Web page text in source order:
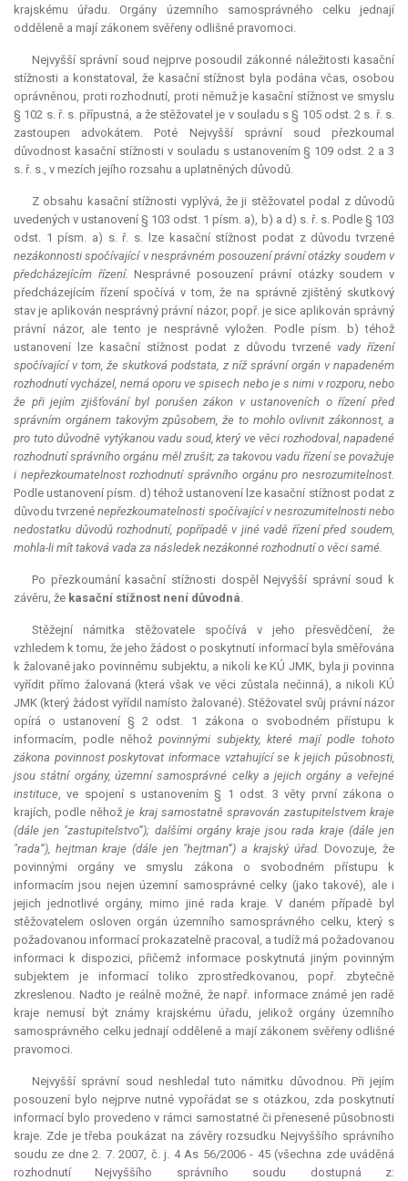
krajskému úřadu. Orgány územního samosprávného celku jednají
odděleně a mají zákonem svěřeny odlišné pravomoci.
Nejvyšší správní soud nejprve posoudil zákonné náležitosti kasační
stížnosti a konstatoval, že kasační stížnost byla podána včas, osobou
oprávněnou, proti rozhodnutí, proti němuž je kasační stížnost ve smyslu
§ 102 s. ř. s. přípustná, a že stěžovatel je v souladu s § 105 odst. 2 s. ř. s.
zastoupen advokátem. Poté Nejvyšší správní soud přezkoumal
důvodnost kasační stížnosti v souladu s ustanovením § 109 odst. 2 a 3
s. ř. s., v mezích jejího rozsahu a uplatněných důvodů.
Z obsahu kasační stížnosti vyplývá, že ji stěžovatel podal z důvodů
uvedených v ustanovení § 103 odst. 1 písm. a), b) a d) s. ř. s. Podle § 103
odst. 1 písm. a) s. ř. s. lze kasační stížnost podat z důvodu tvrzené
nezákonnosti spočívající v nesprávném posouzení právní otázky soudem v
předcházejícím řízení. Nesprávné posouzení právní otázky soudem v
předcházejícím řízení spočívá v tom, že na správně zjištěný skutkový
stav je aplikován nesprávný právní názor, popř. je sice aplikován správný
právní názor, ale tento je nesprávně vyložen. Podle písm. b) téhož
ustanovení lze kasační stížnost podat z důvodu tvrzené vady řízení
spočívající v tom, že skutková podstata, z níž správní orgán v napadeném
rozhodnutí vycházel, nemá oporu ve spisech nebo je s nimi v rozporu, nebo
že při jejím zjišťování byl porušen zákon v ustanoveních o řízení před
správním orgánem takovým způsobem, že to mohlo ovlivnit zákonnost, a
pro tuto důvodně vytýkanou vadu soud, který ve věci rozhodoval, napadené
rozhodnutí správního orgánu měl zrušit; za takovou vadu řízení se považuje
i nepřezkoumatelnost rozhodnutí správního orgánu pro nesrozumitelnost.
Podle ustanovení písm. d) téhož ustanovení lze kasační stížnost podat z
důvodu tvrzenénepřezkoumatelnosti spočívající v nesrozumitelnosti nebo
nedostatku důvodů rozhodnutí, popřípadě v jiné vadě řízení před soudem,
mohla-li mít taková vada za následek nezákonné rozhodnutí o věci samé.
Po přezkoumání kasační stížnosti dospěl Nejvyšší správní soud k
závěru, že kasační stížnost není důvodná.
Stěžejní námitka stěžovatele spočívá v jeho přesvědčení, že
vzhledem k tomu, že jeho žádost o poskytnutí informací byla směřována
k žalované jako povinnému subjektu, a nikoli ke KÚ JMK, byla ji povinna
vyřídit přímo žalovaná (která však ve věci zůstala nečinná), a nikoli KÚ
JMK (který žádost vyřídil namísto žalované). Stěžovatel svůj právní názor
opírá o ustanovení § 2 odst. 1 zákona o svobodném přístupu k
informacím, podle něhož povinnými subjekty, které mají podle tohoto
zákona povinnost poskytovat informace vztahující se k jejich působnosti,
jsou státní orgány, územní samosprávné celky a jejich orgány a veřejné
instituce, ve spojení s ustanovením § 1 odst. 3 věty první zákona o
krajích, podle něhožje kraj samostatně spravován zastupitelstvem kraje
(dále jen "zastupitelstvo“); dalšími orgány kraje jsou rada kraje (dále jen
"rada“), hejtman kraje (dále jen "hejtman“) a krajský úřad. Dovozuje, že
povinnými orgány ve smyslu zákona o svobodném přístupu k
informacím jsou nejen územní samosprávné celky (jako takové), ale i
jejich jednotlivé orgány, mimo jiné rada kraje. V daném případě byl
stěžovatelem osloven orgán územního samosprávného celku, který s
požadovanou informací prokazatelně pracoval, a tudíž má požadovanou
informaci k dispozici, přičemž informace poskytnutá jiným povinným
subjektem je informací toliko zprostředkovanou, popř. zbytečně
zkreslenou. Nadto je reálně možné, že např. informace známé jen radě
kraje nemusí být známy krajskému úřadu, jelikož orgány územního
samosprávného celku jednají odděleně a mají zákonem svěřeny odlišné
pravomoci.
Nejvyšší správní soud neshledal tuto námitku důvodnou. Při jejím
posouzení bylo nejprve nutné vypořádat se s otázkou, zda poskytnutí
informací bylo provedeno v rámci samostatné či přenesené působnosti
kraje. Zde je třeba poukázat na závěry rozsudku Nejvyššího správního
soudu ze dne 2. 7. 2007, č. j. 4 As 56/2006 - 45 (všechna zde uváděná
rozhodnutí Nejvyššího správního soudu dostupná z: